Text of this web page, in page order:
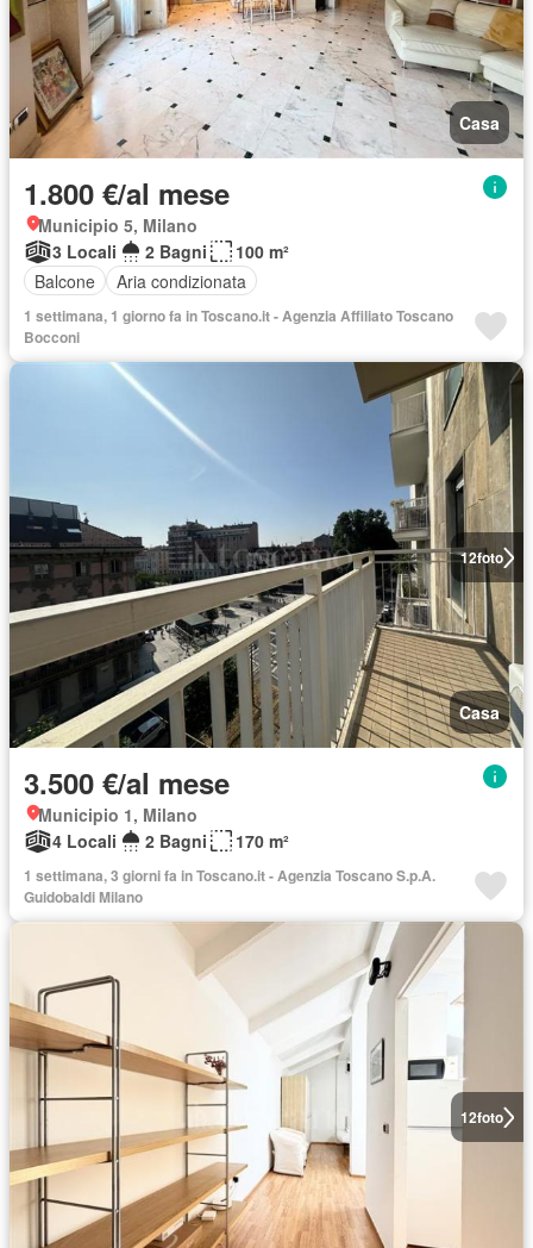
Casa
1.800 €/al mese
Municipio 5, Milano
3 Locali
2 Bagni
100 m²
Balcone
Aria condizionata
1 settimana, 1 giorno fa in Toscano.it - Agenzia Affiliato Toscano
Bocconi
12foto
Casa
3.500 €/al mese
Municipio 1, Milano
4 Locali
2 Bagni 170 m²
1 settimana, 3 giorni fa in Toscano.it - Agenzia Toscano S.p.A.
Guidobaldi Milano
12foto